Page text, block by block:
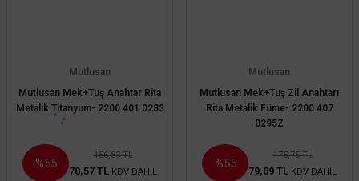
Mutlusan
Mutlusan Mek+Tuş Anahtar Rita
Metalik Titanyum- 2200 401 0283
%55
156,83 TL
70,57 TL KDV DAHİL
Mutlusan
Mutlusan Mek+Tuş Zil Anahtarı
Rita Metalik Füme- 2200 407
0295Z
%55
175,75 TL
79,09 TL KDV DAHİL